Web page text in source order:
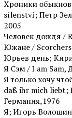
Хроники
sílenství; Петр
2005
Человек дождя /
Южане /
Юрьев день;
Я Сэм / I am Sam,
Я только хочу
daß ihr mich liebt;
Германия,1976
Я; Игорь